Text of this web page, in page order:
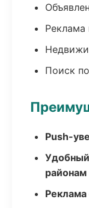
Реклама
Поиск
Push-
Удобный
районам
Реклама